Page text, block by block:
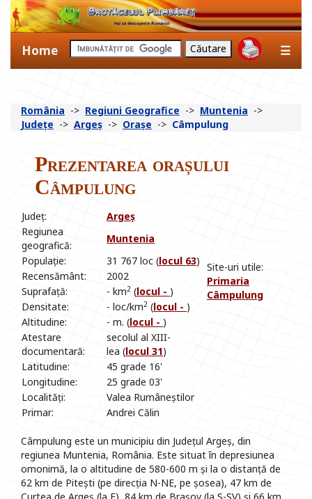
Home ☰
România -> Regiuni Geografice -> Muntenia ->
Județe -> Argeș -> Orașe -> Câmpulung
Prezentarea orașului
Câmpulung
Județ: Argeș
Site-uri utile:
Primaria
Câmpulung
Regiunea
geografică:
Muntenia
Populație:
31 767 loc (locul 63)
Recensământ:
2002
Suprafață:
- km2 (locul - )
Densitate:
- loc/km2 (locul - )
Altitudine:
- m. (locul - )
Atestare
documentară:
secolul al XIII-
lea (locul 31)
Latitudine:
45 grade 16'
Longitudine:
25 grade 03'
Localități:
Valea Rumâneștilor
Primar:
Andrei Călin
Câmpulung este un municipiu din Județul Argeș, din
regiunea Muntenia, România. Este situat în depresiunea
omonimă, la o altitudine de 580-600 m și la o distanță de
62 km de Pitești (pe direcția N-NE, pe șosea), 47 km de